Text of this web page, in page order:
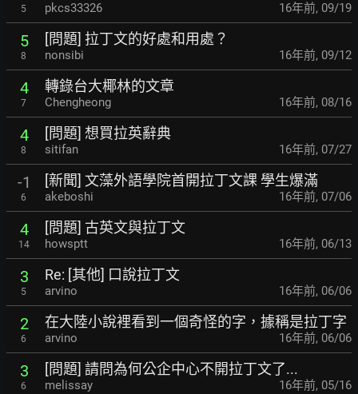
5 pkcs33326 16年前, 09/19
5
8
[問題] 拉丁文的好處和用處？
nonsibi 16年前, 09/12
4
7
轉錄台大椰林的文章
Chengheong 16年前, 08/16
4
8
[問題] 想買拉英辭典
sitifan 16年前, 07/27
-1
6
[新聞] 文藻外語學院首開拉丁文課 學生爆滿
akeboshi 16年前, 07/06
4
14
[問題] 古英文與拉丁文
howsptt 16年前, 06/13
3
5
Re: [其他] 口說拉丁文
arvino 16年前, 06/06
2
6
在大陸小說裡看到一個奇怪的字，據稱是拉丁字
arvino 16年前, 06/06
3
6
[問題] 請問為何公企中心不開拉丁文了...
melissay 16年前, 05/16